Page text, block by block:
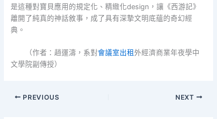
是這種對寶貝應用的規定化、精緻化design，讓《西游記》
離開了純真的神話敘事，成了具有深摯文明底蘊的奇幻經
典。
（作者：趙運濤，系對會議室出租外經濟商業年夜學中
文學院副傳授）
PREVIOUS NEXT